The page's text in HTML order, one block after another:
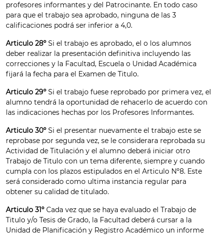
profesores informantes y del Patrocinante. En todo caso
para que el trabajo sea aprobado, ninguna de las 3
calificaciones podrá ser inferior a 4,0.
Articulo 28º Si el trabajo es aprobado, el o los alumnos
deber realizar la presentación definitiva incluyendo las
correcciones y la Facultad, Escuela o Unidad Académica
fijará la fecha para el Examen de Titulo.
Articulo 29º Si el trabajo fuese reprobado por primera vez, el
alumno tendrá la oportunidad de rehacerlo de acuerdo con
las indicaciones hechas por los Profesores Informantes.
Articulo 30º Si el presentar nuevamente el trabajo este se
reprobase por segunda vez, se le considerara reprobada su
Actividad de Titulación y el alumno deberá iniciar otro
Trabajo de Titulo con un tema diferente, siempre y cuando
cumpla con los plazos estipulados en el Articulo Nº8. Este
será considerado como ultima instancia regular para
obtener su calidad de titulado.
Articulo 31º Cada vez que se haya evaluado el Trabajo de
Titulo y/o Tesis de Grado, la Facultad deberá cursar a la
Unidad de Planificación y Registro Académico un informe